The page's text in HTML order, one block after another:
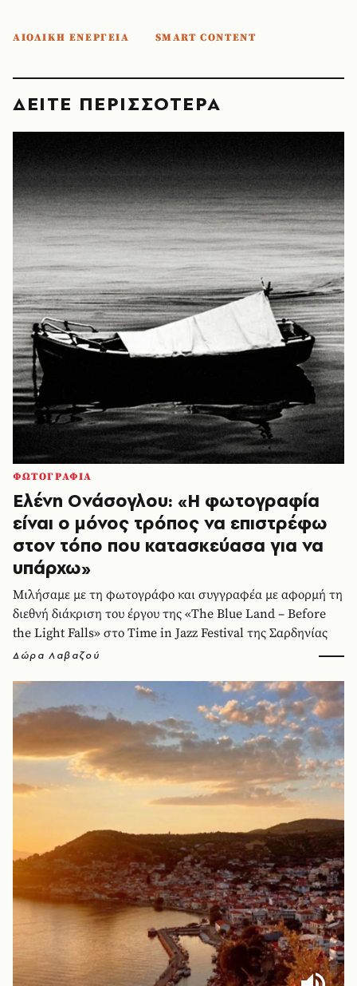
ΑΙΟΛΙΚΗ ΕΝΕΡΓΕΙΑ SMART CONTENT
ΔΕΙΤΕ ΠΕΡΙΣΣΟΤΕΡΑ
ΦΩΤΟΓΡΑΦΙΑ
Ελένη Ονάσογλου: «Η φωτογραφία
είναι ο μόνος τρόπος να επιστρέφω
στον τόπο που κατασκεύασα για να
υπάρχω»
Μιλήσαμε με τη φωτογράφο και συγγραφέα με αφορμή τη
διεθνή διάκριση του έργου της «The Blue Land – Before
the Light Falls» στο Time in Jazz Festival της Σαρδηνίας
Δώρα Λαβαζού